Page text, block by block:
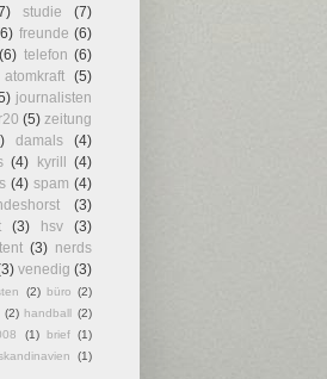
studie
(7)
freunde (6)
(6) telefon (6)
atomkraft
(5)
journalisten
(5) zeitung
damals
(4)
(4) kyrill
(4)
(4) spam (4)
(3)
(3) hsv
(3)
(3) nerds
venedig (3)
(2) büro (2)
(2) handball
(2)
(1) brief (1)
(1)